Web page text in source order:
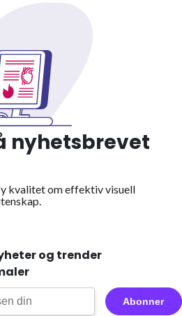
nyhetsbrevet
kvalitet om effektiv visuell
og trender
Abonner